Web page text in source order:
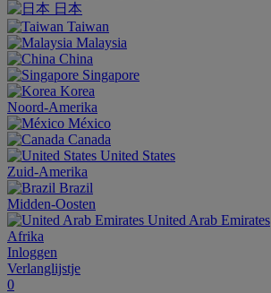
日本
Taiwan
Malaysia
China
Singapore
Korea
Noord-Amerika
México
Canada
United States
Zuid-Amerika
Brazil
Midden-Oosten
United Arab Emirates
Afrika
Inloggen
Verlanglijstje
0